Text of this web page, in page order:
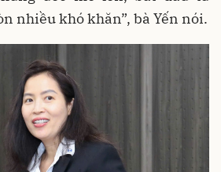
nhiều khó khăn”, bà Yến nói.